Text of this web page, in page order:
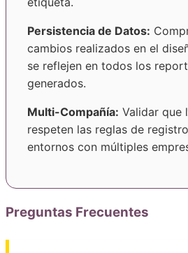
Persistencia de Datos:
cambios realizados en el
se reflejen en todos los
generados.
Multi-Compañía: Validar que
respeten las reglas de
entornos con múltiples
Preguntas Frecuentes